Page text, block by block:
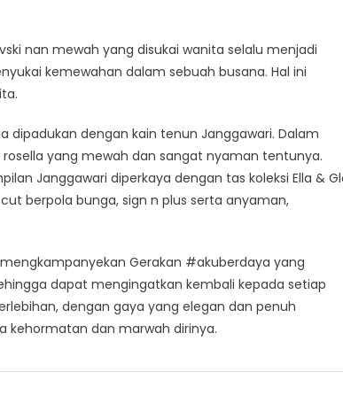
nan mewah yang disukai wanita selalu menjadi
kemewahan dalam sebuah busana. Hal ini
dengan kain tenun Janggawari. Dalam
yang mewah dan sangat nyaman tentunya.
Janggawari diperkaya dengan tas koleksi Ella &
berpola bunga, sign n plus serta anyaman,
Gerakan #akuberdaya yang
dapat mengingatkan kembali kepada setiap
dengan gaya yang elegan dan penuh
kehormatan dan marwah dirinya.